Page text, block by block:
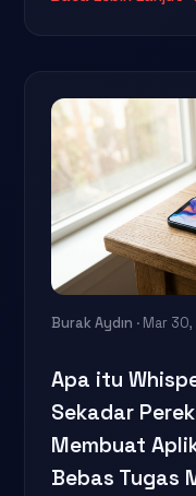
Burak Aydın · Mar
Apa itu
Sekadar
Membuat
Bebas Tugas